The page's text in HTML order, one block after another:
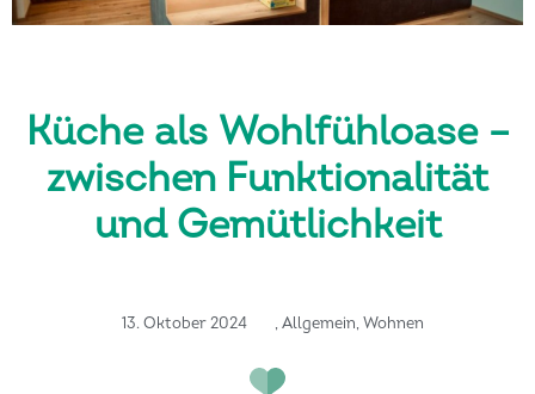
Küche als Wohlfühloase –
zwischen Funktionalität
und Gemütlichkeit
13. Oktober 2024 , Allgemein,Wohnen